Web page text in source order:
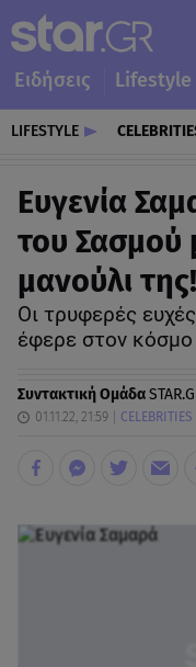
Ειδήσεις Lifestyle
LIFESTYLE
Ευγενία
του Σασμού
μανούλι της!
Οι τρυφερές
έφερε στον κόσμο
Συντακτική Ομάδα
01.11.22, 21:59